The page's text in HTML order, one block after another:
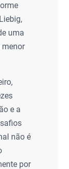
uma
menor
e a
não é
por